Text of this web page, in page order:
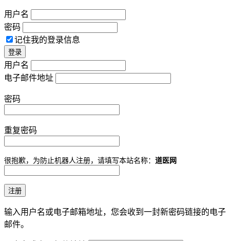
用户名
密码
记住我的登录信息
用户名
电子邮件地址
密码
重复密码
很抱歉，为防止机器人注册，请填写本站名称： 道医网
输入用户名或电子邮箱地址，您会收到一封新密码链接的电子
邮件。